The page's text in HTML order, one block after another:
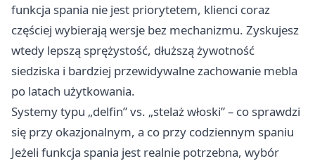
funkcja spania nie jest priorytetem, klienci coraz
częściej wybierają wersje bez mechanizmu. Zyskujesz
wtedy lepszą sprężystość, dłuższą żywotność
siedziska i bardziej przewidywalne zachowanie mebla
po latach użytkowania.
Systemy typu „delfin” vs. „stelaż włoski” – co sprawdzi
się przy okazjonalnym, a co przy codziennym spaniu
Jeżeli funkcja spania jest realnie potrzebna, wybór